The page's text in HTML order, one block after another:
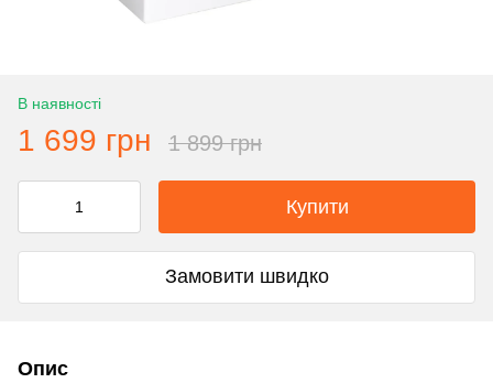
В наявності
1 699 грн 1 899 грн
Купити
Замовити швидко
Опис